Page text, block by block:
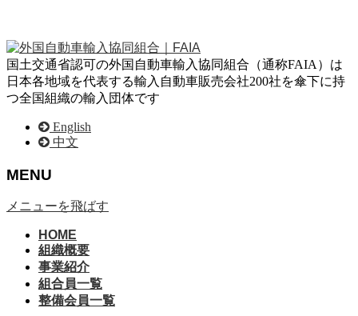
国土交通省認可の外国自動車輸入協同組合（通称FAIA）は
日本各地域を代表する輸入自動車販売会社200社を傘下に持
つ全国組織の輸入団体です
English
中文
MENU
メニューを飛ばす
HOME
組織概要
事業紹介
組合員一覧
整備会員一覧